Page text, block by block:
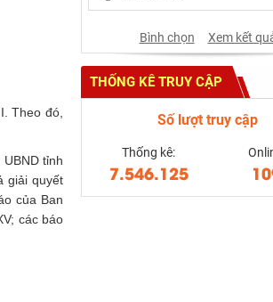
Theo đó,
tỉnh
giải quyết
của Ban
các báo
Bình chọn Xem kết
THỐNG KÊ TRUY CẬP
Số lượt truy cập
Thống kê:
7.546.125